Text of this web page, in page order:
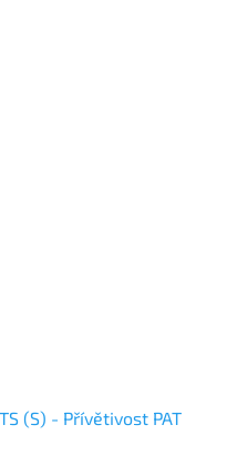
(S) - Přívětivost PAT